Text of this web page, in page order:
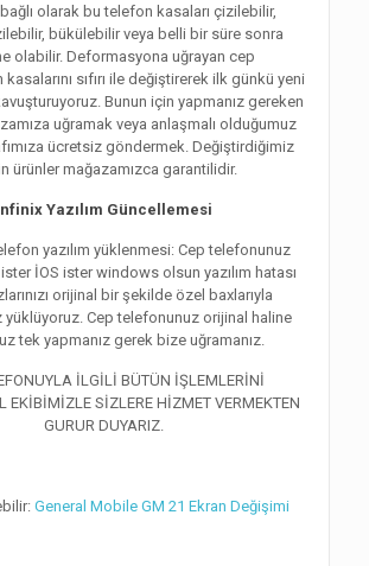
olarak bu telefon kasaları çizilebilir,
bükülebilir veya belli bir süre sonra
olabilir. Deformasyona uğrayan cep
kasalarını sıfırı ile değiştirerek ilk günkü yeni
Bunun için yapmanız gereken
uğramak veya anlaşmalı olduğumuz
ücretsiz göndermek. Değiştirdiğimiz
ürünler mağazamızca garantilidir.
Yazılım Güncellemesi
yazılım yüklenmesi: Cep telefonunuz
İOS ister windows olsun yazılım hatası
orijinal bir şekilde özel baxlarıyla
yüklüyoruz. Cep telefonunuz orijinal haline
tek yapmanız gerek bize uğramanız.
İLGİLİ BÜTÜN İŞLEMLERİNİ
EKİBİMİZLE SİZLERE HİZMET VERMEKTEN
GURUR DUYARIZ.
General Mobile GM 21 Ekran Değişimi